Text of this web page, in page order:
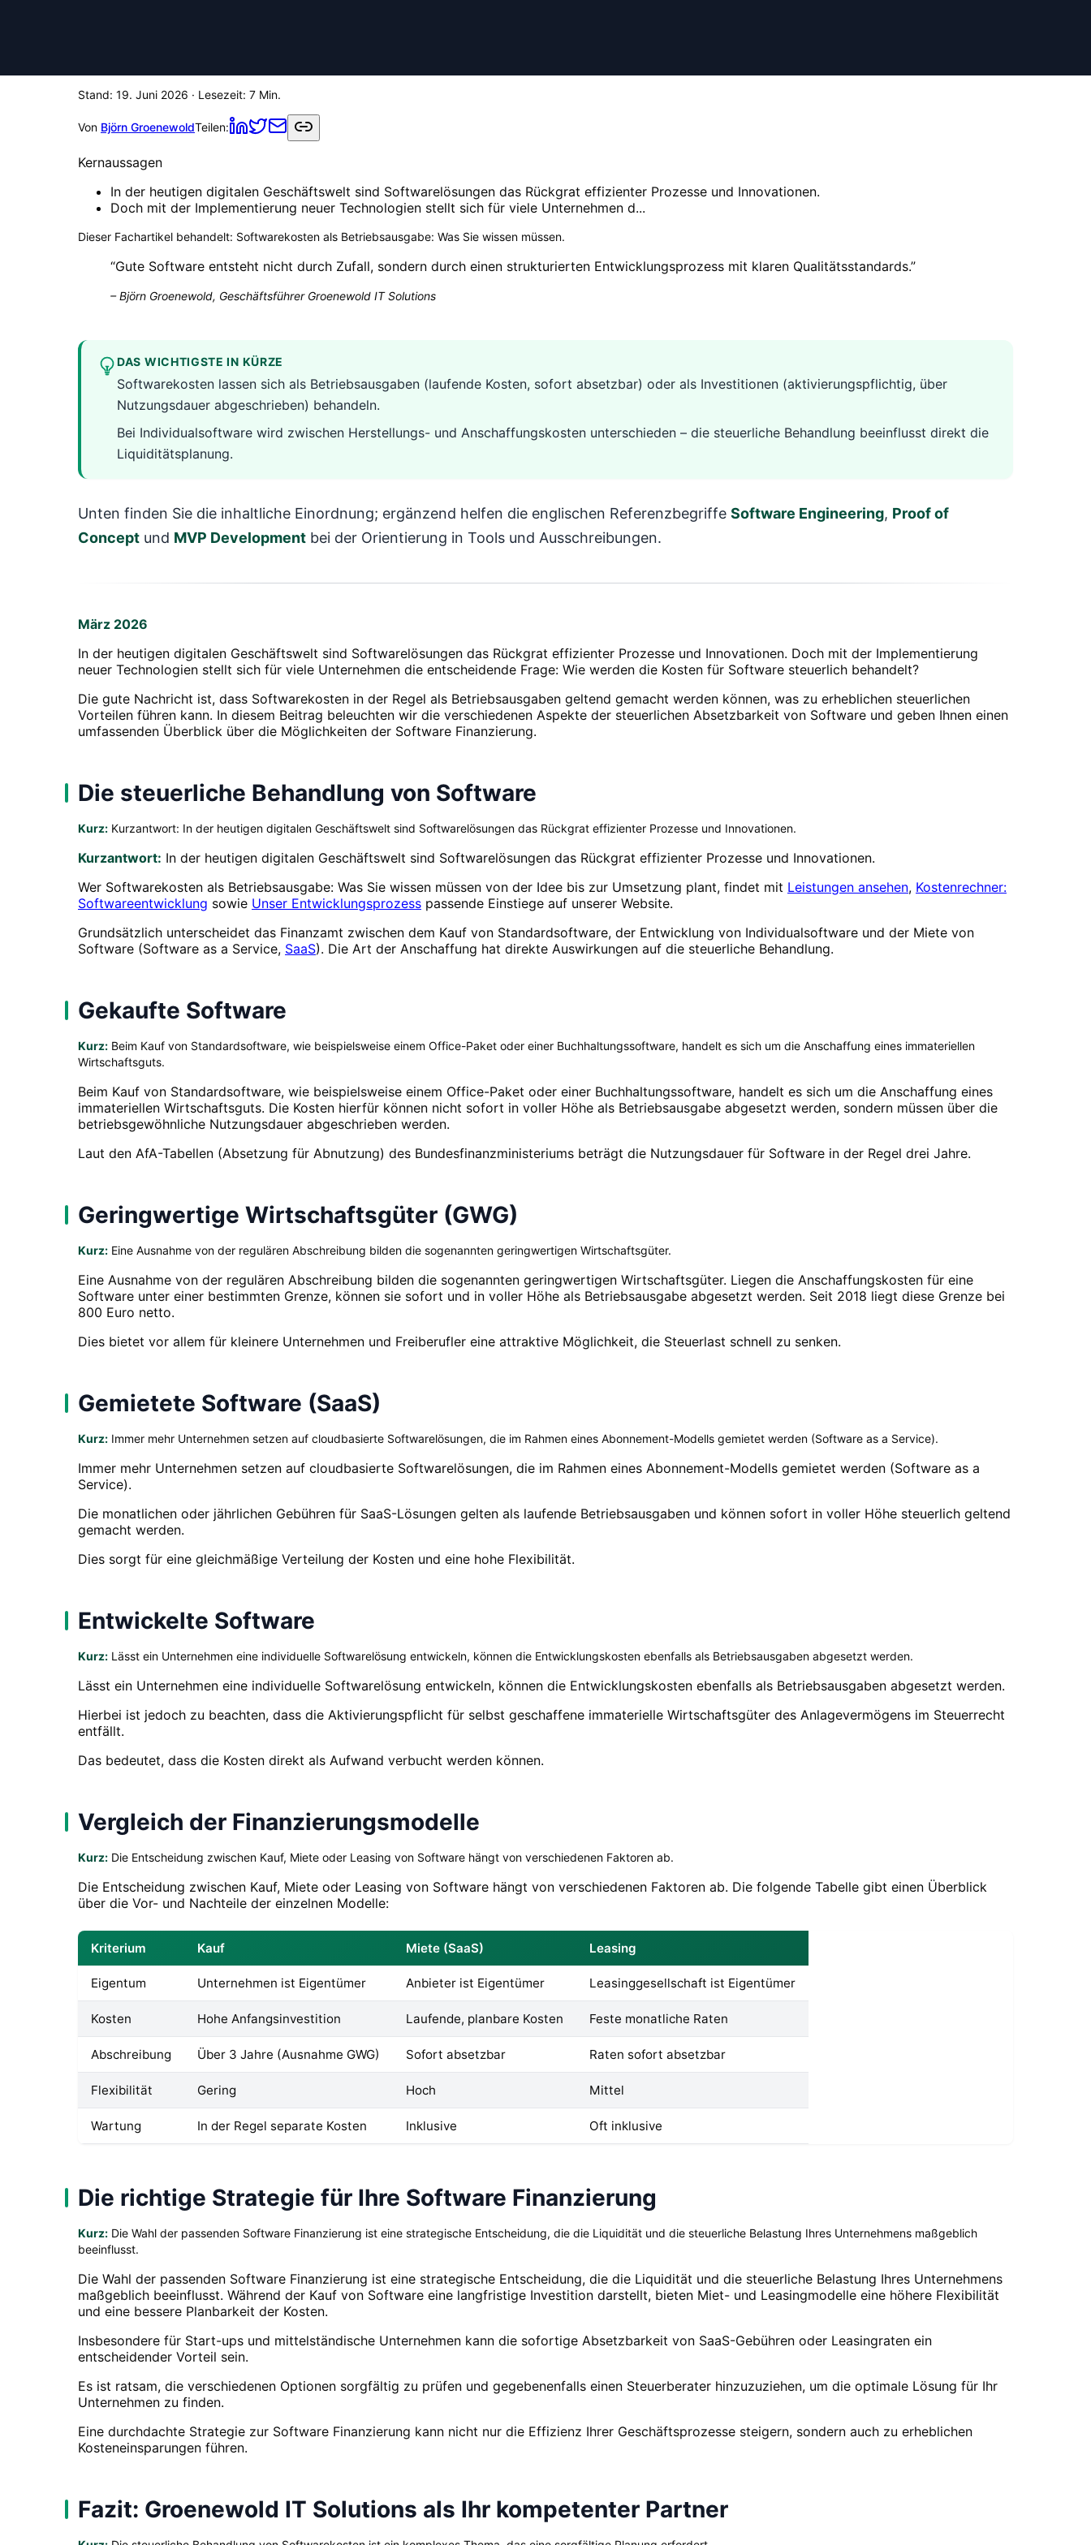
Stand: 19. Juni 2026 · Lesezeit: 7 Min.
Von Björn GroenewoldTeilen:
Kernaussagen
In der heutigen digitalen Geschäftswelt sind Softwarelösungen das Rückgrat effizienter Prozesse und Innovationen.
Doch mit der Implementierung neuer Technologien stellt sich für viele Unternehmen d...
Dieser Fachartikel behandelt: Softwarekosten als Betriebsausgabe: Was Sie wissen müssen.
“Gute Software entsteht nicht durch Zufall, sondern durch einen strukturierten Entwicklungsprozess mit klaren Qualitätsstandards.”
–Björn Groenewold, Geschäftsführer Groenewold IT Solutions
DAS WICHTIGSTE IN KÜRZE
Softwarekosten lassen sich als Betriebsausgaben (laufende Kosten, sofort absetzbar) oder als Investitionen (aktivierungspflichtig, über
Nutzungsdauer abgeschrieben) behandeln.
Bei Individualsoftware wird zwischen Herstellungs- und Anschaffungskosten unterschieden – die steuerliche Behandlung beeinflusst direkt die
Liquiditätsplanung.
Unten finden Sie die inhaltliche Einordnung; ergänzend helfen die englischen Referenzbegriffe Software Engineering, Proof of
Concept und MVP Development bei der Orientierung in Tools und Ausschreibungen.
März 2026
In der heutigen digitalen Geschäftswelt sind Softwarelösungen das Rückgrat effizienter Prozesse und Innovationen. Doch mit der Implementierung
neuer Technologien stellt sich für viele Unternehmen die entscheidende Frage: Wie werden die Kosten für Software steuerlich behandelt?
Die gute Nachricht ist, dass Softwarekosten in der Regel als Betriebsausgaben geltend gemacht werden können, was zu erheblichen steuerlichen
Vorteilen führen kann. In diesem Beitrag beleuchten wir die verschiedenen Aspekte der steuerlichen Absetzbarkeit von Software und geben Ihnen einen
umfassenden Überblick über die Möglichkeiten der Software Finanzierung.
Die steuerliche Behandlung von Software
Kurz: Kurzantwort: In der heutigen digitalen Geschäftswelt sind Softwarelösungen das Rückgrat effizienter Prozesse und Innovationen.
Kurzantwort: In der heutigen digitalen Geschäftswelt sind Softwarelösungen das Rückgrat effizienter Prozesse und Innovationen.
Wer Softwarekosten als Betriebsausgabe: Was Sie wissen müssen von der Idee bis zur Umsetzung plant, findet mit Leistungen ansehen, Kostenrechner:
Softwareentwicklung sowie Unser Entwicklungsprozess passende Einstiege auf unserer Website.
Grundsätzlich unterscheidet das Finanzamt zwischen dem Kauf von Standardsoftware, der Entwicklung von Individualsoftware und der Miete von
Software (Software as a Service, SaaS). Die Art der Anschaffung hat direkte Auswirkungen auf die steuerliche Behandlung.
Gekaufte Software
Kurz: Beim Kauf von Standardsoftware, wie beispielsweise einem Office-Paket oder einer Buchhaltungssoftware, handelt es sich um die Anschaffung eines immateriellen
Wirtschaftsguts.
Beim Kauf von Standardsoftware, wie beispielsweise einem Office-Paket oder einer Buchhaltungssoftware, handelt es sich um die Anschaffung eines
immateriellen Wirtschaftsguts. Die Kosten hierfür können nicht sofort in voller Höhe als Betriebsausgabe abgesetzt werden, sondern müssen über die
betriebsgewöhnliche Nutzungsdauer abgeschrieben werden.
Laut den AfA-Tabellen (Absetzung für Abnutzung) des Bundesfinanzministeriums beträgt die Nutzungsdauer für Software in der Regel drei Jahre.
Geringwertige Wirtschaftsgüter (GWG)
Kurz: Eine Ausnahme von der regulären Abschreibung bilden die sogenannten geringwertigen Wirtschaftsgüter.
Eine Ausnahme von der regulären Abschreibung bilden die sogenannten geringwertigen Wirtschaftsgüter. Liegen die Anschaffungskosten für eine
Software unter einer bestimmten Grenze, können sie sofort und in voller Höhe als Betriebsausgabe abgesetzt werden. Seit 2018 liegt diese Grenze bei
800 Euro netto.
Dies bietet vor allem für kleinere Unternehmen und Freiberufler eine attraktive Möglichkeit, die Steuerlast schnell zu senken.
Gemietete Software (SaaS)
Kurz: Immer mehr Unternehmen setzen auf cloudbasierte Softwarelösungen, die im Rahmen eines Abonnement-Modells gemietet werden (Software as a Service).
Immer mehr Unternehmen setzen auf cloudbasierte Softwarelösungen, die im Rahmen eines Abonnement-Modells gemietet werden (Software as a
Service).
Die monatlichen oder jährlichen Gebühren für SaaS-Lösungen gelten als laufende Betriebsausgaben und können sofort in voller Höhe steuerlich geltend
gemacht werden.
Dies sorgt für eine gleichmäßige Verteilung der Kosten und eine hohe Flexibilität.
Entwickelte Software
Kurz: Lässt ein Unternehmen eine individuelle Softwarelösung entwickeln, können die Entwicklungskosten ebenfalls als Betriebsausgaben abgesetzt werden.
Lässt ein Unternehmen eine individuelle Softwarelösung entwickeln, können die Entwicklungskosten ebenfalls als Betriebsausgaben abgesetzt werden.
Hierbei ist jedoch zu beachten, dass die Aktivierungspflicht für selbst geschaffene immaterielle Wirtschaftsgüter des Anlagevermögens im Steuerrecht
entfällt.
Das bedeutet, dass die Kosten direkt als Aufwand verbucht werden können.
Vergleich der Finanzierungsmodelle
Kurz: Die Entscheidung zwischen Kauf, Miete oder Leasing von Software hängt von verschiedenen Faktoren ab.
Die Entscheidung zwischen Kauf, Miete oder Leasing von Software hängt von verschiedenen Faktoren ab. Die folgende Tabelle gibt einen Überblick
über die Vor- und Nachteile der einzelnen Modelle:
Kriterium Kauf Miete (SaaS) Leasing
Eigentum Unternehmen ist Eigentümer Anbieter ist Eigentümer Leasinggesellschaft ist Eigentümer
Kosten Hohe Anfangsinvestition Laufende, planbare Kosten Feste monatliche Raten
Abschreibung Über 3 Jahre (Ausnahme GWG) Sofort absetzbar Raten sofort absetzbar
Flexibilität Gering Hoch Mittel
Wartung In der Regel separate Kosten Inklusive Oft inklusive
Die richtige Strategie für Ihre Software Finanzierung
Kurz: Die Wahl der passenden Software Finanzierung ist eine strategische Entscheidung, die die Liquidität und die steuerliche Belastung Ihres Unternehmens maßgeblich
beeinflusst.
Die Wahl der passenden Software Finanzierung ist eine strategische Entscheidung, die die Liquidität und die steuerliche Belastung Ihres Unternehmens
maßgeblich beeinflusst. Während der Kauf von Software eine langfristige Investition darstellt, bieten Miet- und Leasingmodelle eine höhere Flexibilität
und eine bessere Planbarkeit der Kosten.
Insbesondere für Start-ups und mittelständische Unternehmen kann die sofortige Absetzbarkeit von SaaS-Gebühren oder Leasingraten ein
entscheidender Vorteil sein.
Es ist ratsam, die verschiedenen Optionen sorgfältig zu prüfen und gegebenenfalls einen Steuerberater hinzuzuziehen, um die optimale Lösung für Ihr
Unternehmen zu finden.
Eine durchdachte Strategie zur Software Finanzierung kann nicht nur die Effizienz Ihrer Geschäftsprozesse steigern, sondern auch zu erheblichen
Kosteneinsparungen führen.
Fazit: Groenewold IT Solutions als Ihr kompetenter Partner